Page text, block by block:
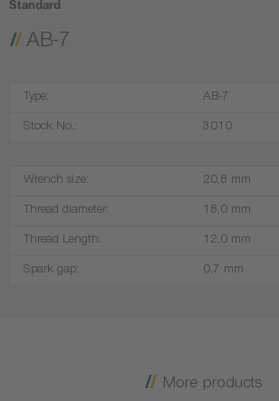
Standard
AB-7
Type: AB-7
Stock No.: 3010
Wrench size: 20,8 mm
Thread diameter: 18,0 mm
Thread Length: 12,0 mm
Spark gap: 0,7 mm
More products